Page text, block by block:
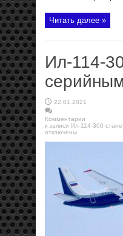
Читать далее »
Ил-114-
22.01.2021
Комментарии
к записи Ил-114-300
отключены